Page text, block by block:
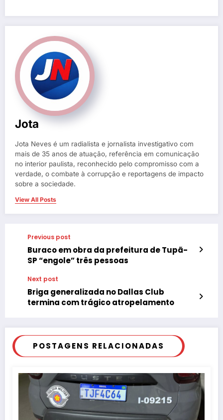
Jota
Jota Neves é um radialista e jornalista investigativo com
mais de 35 anos de atuação, referência em comunicação
no interior paulista, reconhecido pelo compromisso com a
verdade, o combate à corrupção e reportagens de impacto
sobre a sociedade.
View All Posts
Previous post
Buraco em obra da prefeitura de Tupã-
SP “engole” três pessoas
Next post
Briga generalizada no Dallas Club
termina com trágico atropelamento
POSTAGENS RELACIONADAS